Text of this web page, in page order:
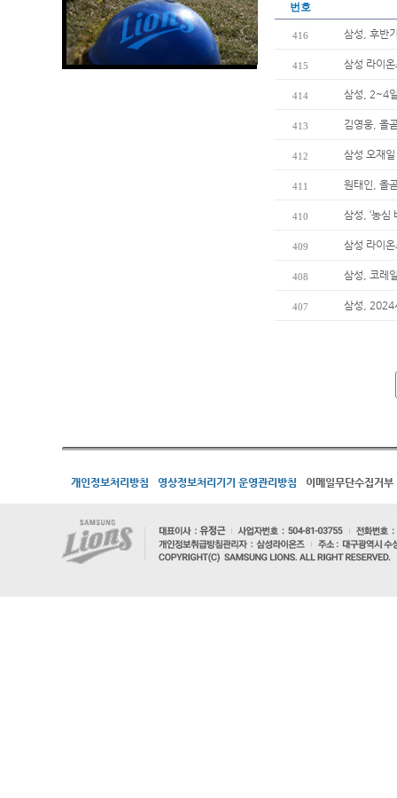
번호
416 삼성, 후반
415 삼성 라이
414 삼성, 2~4
413 김영웅, 올
412 삼성 오재
411 원태인, 올
410 삼성, ‘농심
409 삼성 라이
408 삼성, 코레
407 삼성, 2024
개인정보처리방침 영상정보처리기기 운영관리방침 이메일무단수집거부